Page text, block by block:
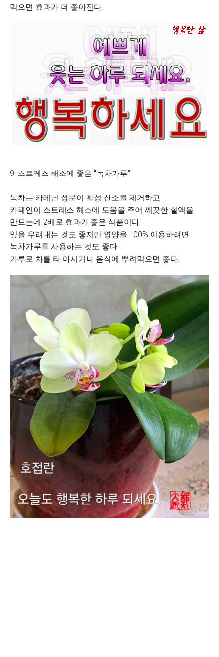
먹으면 효과가 더 좋아진다.
9. 스트레스 해소에 좋은 "녹차가루"
녹차는 카테닌 성분이 활성 산소를 제거하고
카페인이 스트레스 해소에 도움을 주어 깨끗한 혈액을
만드는데 2배로 효과가 좋은 식품이다.
잎을 우려내는 것도 좋지만 영양을 100% 이용하려면
녹차가루를 사용하는 것도 좋다.
가루로 차를 타 마시거나 음식에 뿌려먹으면 좋다.